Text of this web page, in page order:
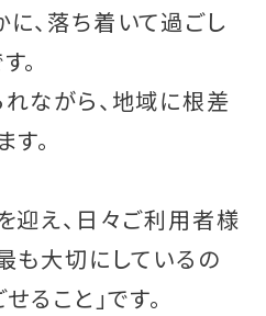
、落ち着いて過ごし
。
ながら、地域に根差
。
迎え、日々ご利用者様
も大切にしているの
ること」です。